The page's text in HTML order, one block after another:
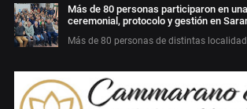
Más de 80 personas participaron en
ceremonial, protocolo y gestión en
Más de 80 personas de distintas